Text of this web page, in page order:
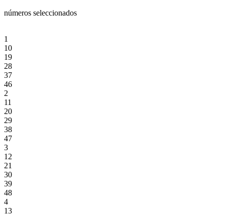
números seleccionados
1
10
19
28
37
46
2
11
20
29
38
47
3
12
21
30
39
48
4
13